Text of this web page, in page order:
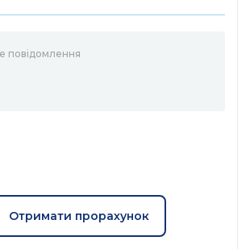
Отримати прорахунок